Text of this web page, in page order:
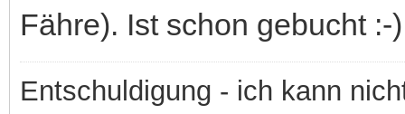
Fähre). Ist schon gebucht :-)
Entschuldigung - ich kann